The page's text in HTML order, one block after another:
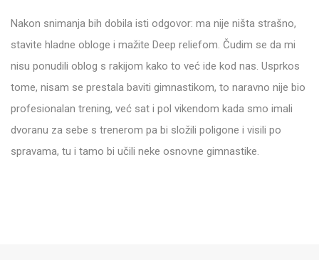
Nakon snimanja bih dobila isti odgovor: ma nije ništa strašno,
stavite hladne obloge i mažite Deep reliefom. Čudim se da mi
nisu ponudili oblog s rakijom kako to već ide kod nas. Usprkos
tome, nisam se prestala baviti gimnastikom, to naravno nije bio
profesionalan trening, već sat i pol vikendom kada smo imali
dvoranu za sebe s trenerom pa bi složili poligone i visili po
spravama, tu i tamo bi učili neke osnovne gimnastike.